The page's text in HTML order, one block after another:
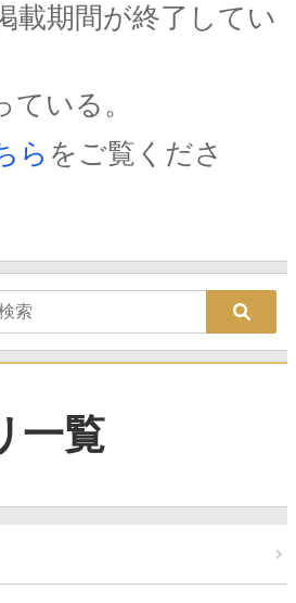
載期間が終了してい
いる。
ら をご覧くださ
一覧